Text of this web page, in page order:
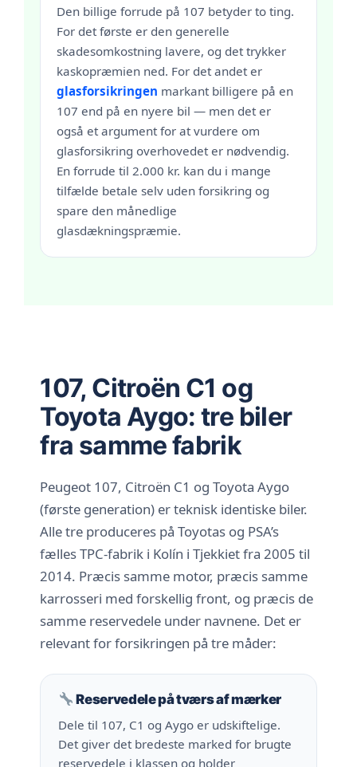
Den billige forrude på 107 betyder to ting.
For det første er den generelle
skadesomkostning lavere, og det trykker
kaskopræmien ned. For det andet er
glasforsikringen markant billigere på en
107 end på en nyere bil — men det er
også et argument for at vurdere om
glasforsikring overhovedet er nødvendig.
En forrude til 2.000 kr. kan du i mange
tilfælde betale selv uden forsikring og
spare den månedlige
glasdækningspræmie.
107, Citroën C1 og
Toyota Aygo: tre biler
fra samme fabrik
Peugeot 107, Citroën C1 og Toyota Aygo
(første generation) er teknisk identiske biler.
Alle tre produceres på Toyotas og PSA’s
fælles TPC-fabrik i Kolín i Tjekkiet fra 2005 til
2014. Præcis samme motor, præcis samme
karrosseri med forskellig front, og præcis de
samme reservedele under navnene. Det er
relevant for forsikringen på tre måder:
Reservedele på tværs af mærker
Dele til 107, C1 og Aygo er udskiftelige.
Det giver det bredeste marked for brugte
reservedele i klassen og holder